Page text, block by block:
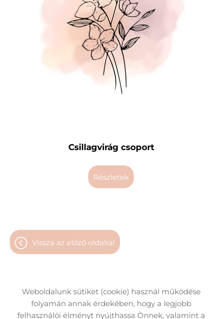
Csillagvirág csoport
részletek
vissza az előző oldalra!
Oldal információk Adatkezelési tájékoztató
Weboldalunk sütiket (cookie) használ működése
folyamán annak érdekében, hogy a legjobb
felhasználói élményt nyújthassa Önnek, valamint a